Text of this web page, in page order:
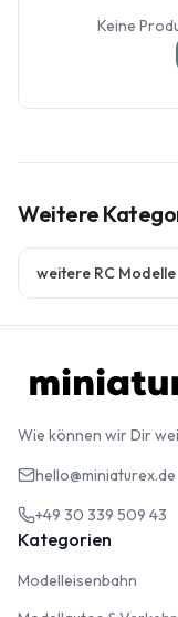
Keine
Weitere
weitere RC Modelle
Wie können wir Dir
hello@miniaturex.de
+49 30 339 509 43
Kategorien
Modelleisenbahn